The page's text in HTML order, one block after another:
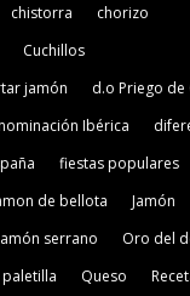
chistorra
chorizo
Cuchillos
jamón
d.o Priego
Ibérica
fiestas populares
de bellota
Jamón
serrano
Oro del
paletilla Queso